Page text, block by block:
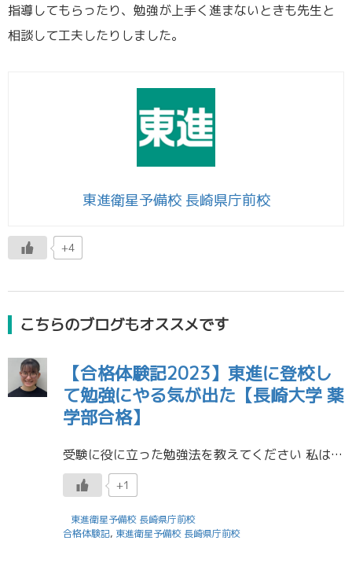
指導してもらったり、勉強が上手く進まないときも先生と
相談して工夫したりしました。
東進衛星予備校 長崎県庁前校
+4
こちらのブログもオススメです
【合格体験記2023】東進に登校し
て勉強にやる気が出た【長崎大学 薬
学部合格】
受験に役に立った勉強法を教えてください 私は教科書や学校の先生が用意してくださった授業プリントなどに書き込んでいました。 問題を解いたら、その分野のところを見返して、何度も目にすることで覚えていました。書き込むものは1つ […]
+1
東進衛星予備校 長崎県庁前校
合格体験記, 東進衛星予備校 長崎県庁前校